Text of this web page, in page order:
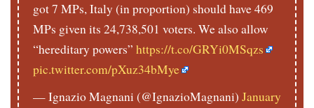
got 7 MPs, Italy (in proportion) should have 469
MPs given its 24,738,501 voters. We also allow
“hereditary powers” https://t.co/GRYi0MSqzs
pic.twitter.com/pXuz34bMye
— Ignazio Magnani (@IgnazioMagnani) January